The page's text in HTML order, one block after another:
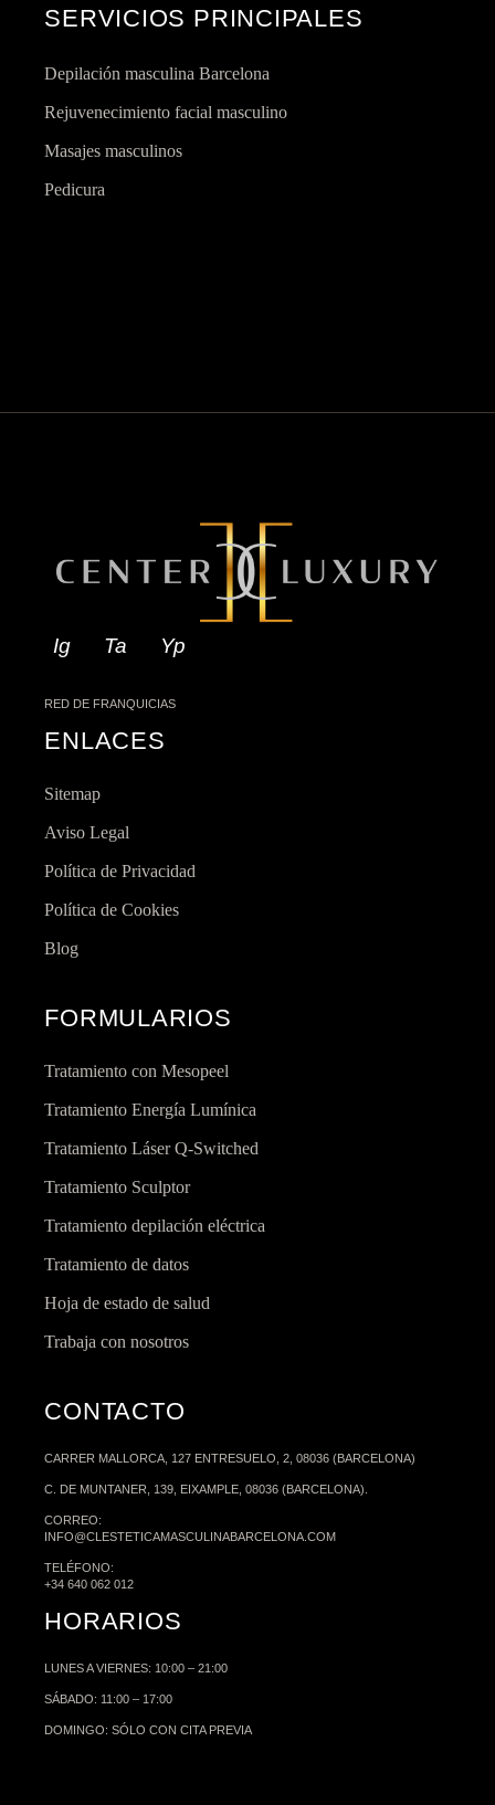
SERVICIOS PRINCIPALES
Depilación masculina Barcelona
Rejuvenecimiento facial masculino
Masajes masculinos
Pedicura
Ig Ta Yp
RED DE FRANQUICIAS
ENLACES
Sitemap
Aviso Legal
Política de Privacidad
Política de Cookies
Blog
FORMULARIOS
Tratamiento con Mesopeel
Tratamiento Energía Lumínica
Tratamiento Láser Q-Switched
Tratamiento Sculptor
Tratamiento depilación eléctrica
Tratamiento de datos
Hoja de estado de salud
Trabaja con nosotros
CONTACTO
CARRER MALLORCA, 127 ENTRESUELO, 2, 08036 (BARCELONA)
C. DE MUNTANER, 139, EIXAMPLE, 08036 (BARCELONA).
CORREO:
INFO@CLESTETICAMASCULINABARCELONA.COM
TELÉFONO:
+34 640 062 012
HORARIOS
LUNES A VIERNES: 10:00 – 21:00
SÁBADO: 11:00 – 17:00
DOMINGO: SÓLO CON CITA PREVIA